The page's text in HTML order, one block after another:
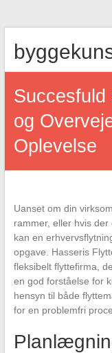
content
Succesfuld
og
Oplevelse
Uanset om din
rammer, eller hvis der
kan en
opgave. Hasseris
fleksibelt flyttefirma,
en god forståelse for
hensyn til både
for en problemfri